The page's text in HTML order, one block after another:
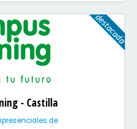
- Castilla
de